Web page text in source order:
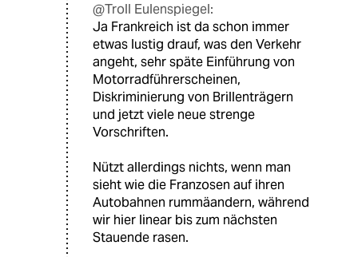
@Troll Eulenspiegel:
Ja Frankreich ist da schon immer
etwas lustig drauf, was den Verkehr
angeht, sehr späte Einführung von
Motorradführerscheinen,
Diskriminierung von Brillenträgern
und jetzt viele neue strenge
Vorschriften.
Nützt allerdings nichts, wenn man
sieht wie die Franzosen auf ihren
Autobahnen rummäandern, während
wir hier linear bis zum nächsten
Stauende rasen.